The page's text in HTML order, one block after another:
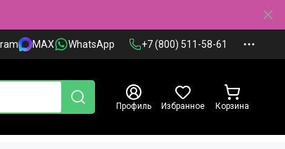
MAX WhatsApp +7 (800) 511-58-61
Профиль Избранное Корзина